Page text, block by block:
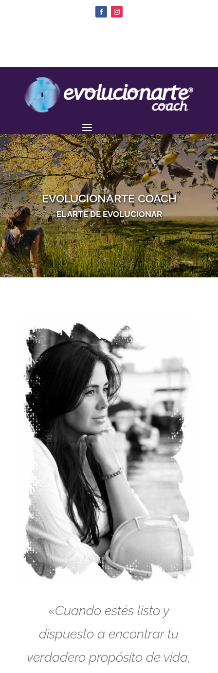
EVOLUCIONARTE COACH
EL ARTE DE EVOLUCIONAR
«Cuando estés listo y
dispuesto a encontrar tu
verdadero propósito de vida,